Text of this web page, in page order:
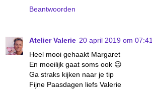
Beantwoorden
Atelier Valerie 20 april 2019 om 07:41
Heel mooi gehaakt Margaret
En moeilijk gaat soms ook 😉
Ga straks kijken naar je tip
Fijne Paasdagen liefs Valerie